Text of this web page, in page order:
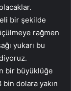
bir şekilde
rağmen
yukarı bu
bir büyüklüğe
dolara yakın